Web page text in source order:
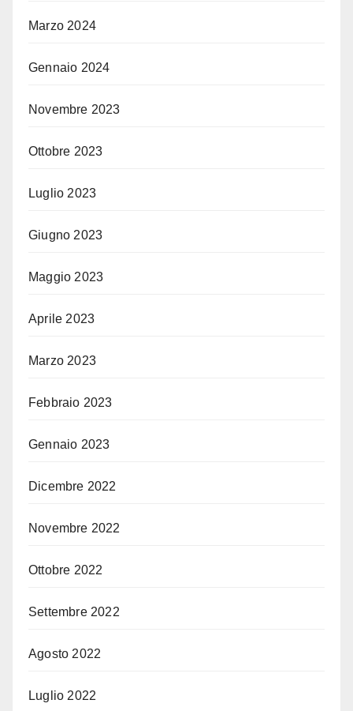
Marzo 2024
Gennaio 2024
Novembre 2023
Ottobre 2023
Luglio 2023
Giugno 2023
Maggio 2023
Aprile 2023
Marzo 2023
Febbraio 2023
Gennaio 2023
Dicembre 2022
Novembre 2022
Ottobre 2022
Settembre 2022
Agosto 2022
Luglio 2022